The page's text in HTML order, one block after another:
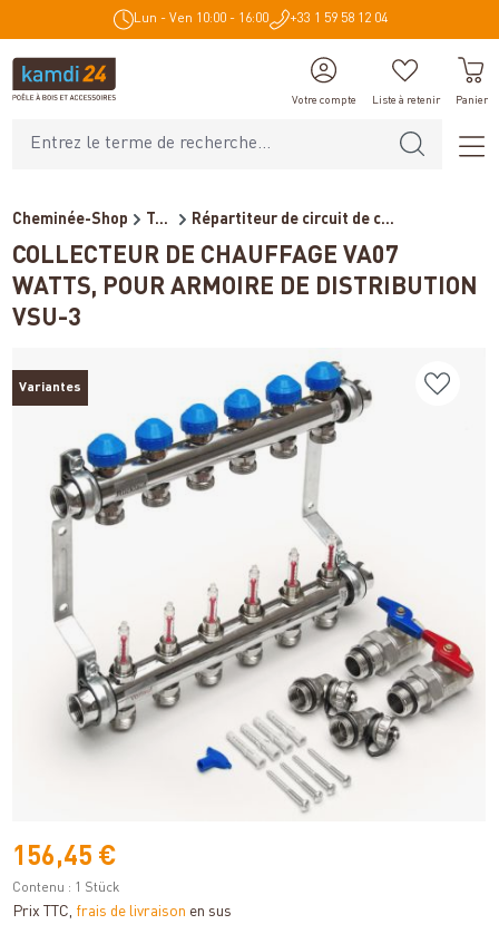
principal Lun - Ven 10:00 - 16:00 +33 1 59 58 12 04
Votre compte Liste à retenir Panier
Cheminée-Shop Technique de chauffage Répartiteur de circuit de c...
COLLECTEUR DE CHAUFFAGE VA07
WATTS, POUR ARMOIRE DE DISTRIBUTION
VSU-3
Variantes
156,45 €
Contenu : 1 Stück
Prix TTC, frais de livraison en sus